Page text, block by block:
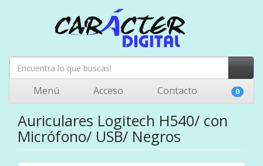
Menú Acceso Contacto 0
Auriculares Logitech H540/ con
Micrófono/ USB/ Negros